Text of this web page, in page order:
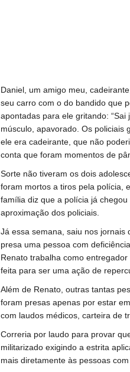
Daniel, um amigo meu,
seu carro com o do bandido que
apontadas para ele gritando:
músculo, apavorado. Os policiais
ele era cadeirante, que não
conta que foram momentos de
Sorte não tiveram os dois
foram mortos a tiros pela polícia,
família diz que a polícia já
aproximação dos policiais.
Já essa semana, saiu nos jornais
presa uma pessoa com
Renato trabalha como
feita para ser uma ação de
Além de Renato, outras tantas
foram presas apenas por estar
com laudos médicos, carteira de
Correria por laudo para provar
militarizado exigindo a estrita
mais diretamente às pessoas